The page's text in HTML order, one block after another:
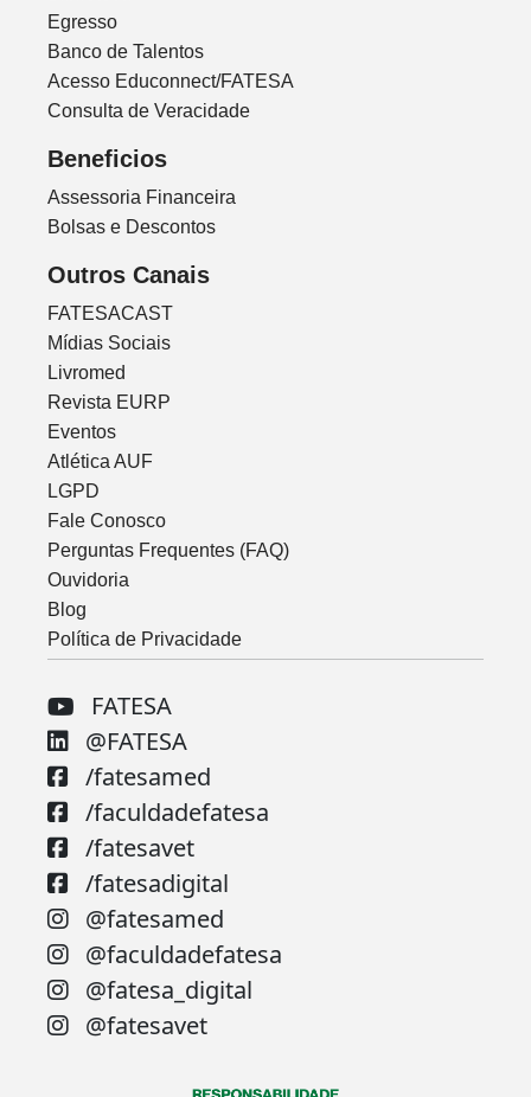
Egresso
Banco de Talentos
Acesso Educonnect/FATESA
Consulta de Veracidade
Beneficios
Assessoria Financeira
Bolsas e Descontos
Outros Canais
FATESACAST
Mídias Sociais
Livromed
Revista EURP
Eventos
Atlética AUF
LGPD
Fale Conosco
Perguntas Frequentes (FAQ)
Ouvidoria
Blog
Política de Privacidade
FATESA
@FATESA
/fatesamed
/faculdadefatesa
/fatesavet
/fatesadigital
@fatesamed
@faculdadefatesa
@fatesa_digital
@fatesavet